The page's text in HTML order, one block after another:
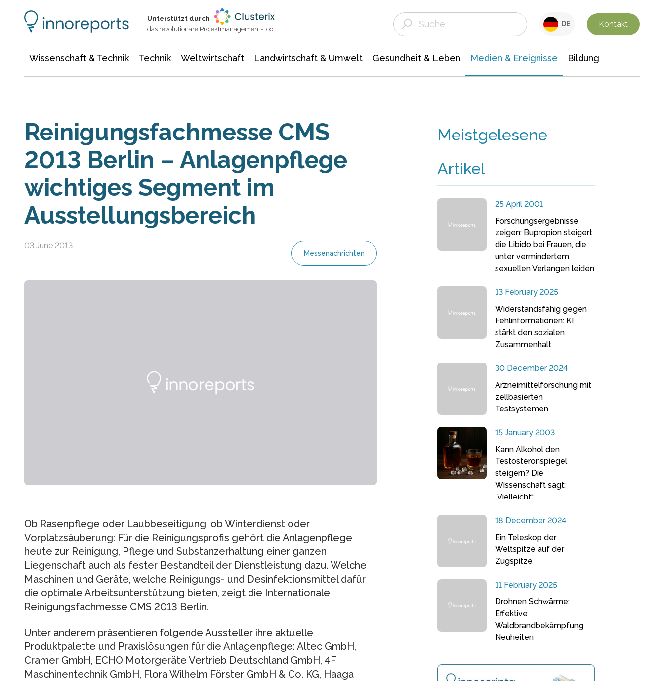
Unterstützt durch
das revolutionäre Projektmanagement-Tool
DE Kontakt
Wissenschaft & Technik Technik Weltwirtschaft Landwirtschaft & Umwelt Gesundheit & Leben Medien & Ereignisse Bildung
Reinigungsfachmesse CMS
2013 Berlin – Anlagenpflege
wichtiges Segment im
Ausstellungsbereich
03 June 2013
Messenachrichten
Ob Rasenpflege oder Laubbeseitigung, ob Winterdienst oder
Vorplatzsäuberung: Für die Reinigungsprofis gehört die Anlagenpflege
heute zur Reinigung, Pflege und Substanzerhaltung einer ganzen
Liegenschaft auch als fester Bestandteil der Dienstleistung dazu. Welche
Maschinen und Geräte, welche Reinigungs- und Desinfektionsmittel dafür
die optimale Arbeitsunterstützung bieten, zeigt die Internationale
Reinigungsfachmesse CMS 2013 Berlin.
Unter anderem präsentieren folgende Aussteller ihre aktuelle
Produktpalette und Praxislösungen für die Anlagenpflege: Altec GmbH,
Cramer GmbH, ECHO Motorgeräte Vertrieb Deutschland GmbH, 4F
Maschinentechnik GmbH, Flora Wilhelm Förster GmbH & Co. KG, Haaga
Meistgelesene
Artikel
25 April 2001
Forschungsergebnisse
zeigen: Bupropion steigert
die Libido bei Frauen, die
unter vermindertem
sexuellen Verlangen leiden
13 February 2025
Widerstandsfähig gegen
Fehlinformationen: KI
stärkt den sozialen
Zusammenhalt
30 December 2024
Arzneimittelforschung mit
zellbasierten
Testsystemen
15 January 2003
Kann Alkohol den
Testosteronspiegel
steigern? Die
Wissenschaft sagt:
„Vielleicht“
18 December 2024
Ein Teleskop der
Weltspitze auf der
Zugspitze
11 February 2025
Drohnen Schwärme:
Effektive
Waldbrandbekämpfung
Neuheiten